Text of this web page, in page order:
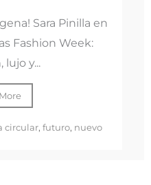
Sara Pinilla en
Fashion Week:
lujo y...
circular, futuro, nuevo